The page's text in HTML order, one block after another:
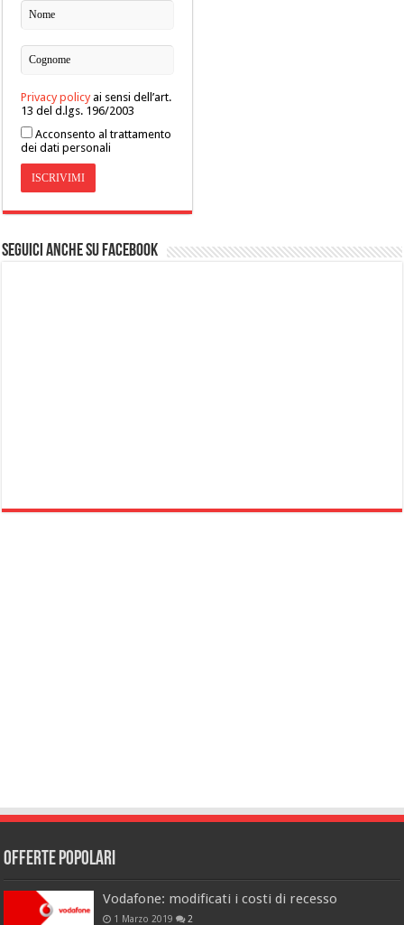
Privacy policyai sensi dell’art.
13 del d.lgs. 196/2003
Acconsento al trattamento
dei dati personali
Seguici anche su Facebook
Offerte popolari
Vodafone: modificati i costi di recesso
1 Marzo 2019 2